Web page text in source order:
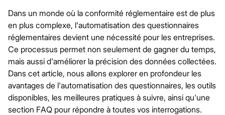
Dans un monde où la conformité réglementaire est de plus
en plus complexe, l'automatisation des questionnaires
réglementaires devient une nécessité pour les entreprises.
Ce processus permet non seulement de gagner du temps,
mais aussi d'améliorer la précision des données collectées.
Dans cet article, nous allons explorer en profondeur les
avantages de l'automatisation des questionnaires, les outils
disponibles, les meilleures pratiques à suivre, ainsi qu'une
section FAQ pour répondre à toutes vos interrogations.